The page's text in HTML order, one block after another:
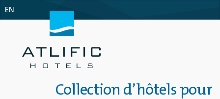
EN
Collection d’hôtels pour